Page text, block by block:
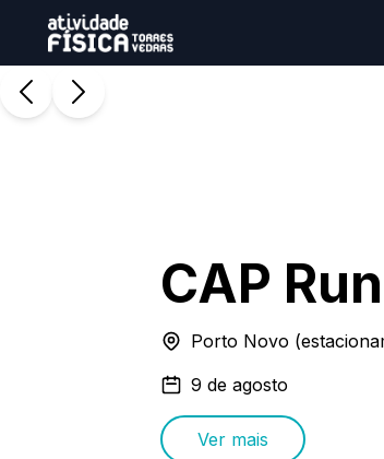
CAP
Porto Novo
9 de agosto
Ver mais